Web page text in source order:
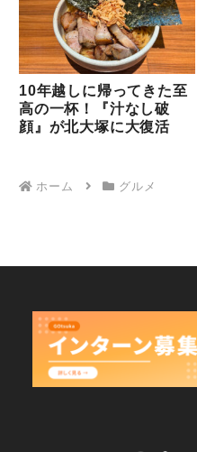
10年越しに帰ってきた至
高の一杯！『汁なし破
顔』が北大塚に大復活
ホーム グルメ